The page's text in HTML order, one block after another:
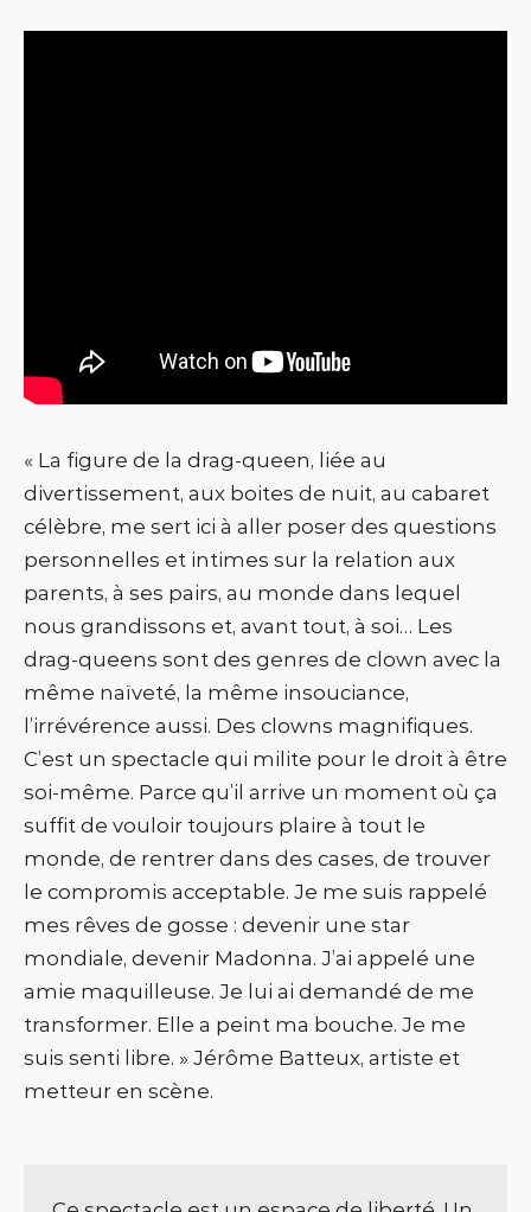
« La figure de la drag-queen, liée au
divertissement, aux boites de nuit, au cabaret
célèbre, me sert ici à aller poser des questions
personnelles et intimes sur la relation aux
parents, à ses pairs, au monde dans lequel
nous grandissons et, avant tout, à soi… Les
drag-queens sont des genres de clown avec la
même naïveté, la même insouciance,
l’irrévérence aussi. Des clowns magnifiques.
C’est un spectacle qui milite pour le droit à être
soi-même. Parce qu’il arrive un moment où ça
suffit de vouloir toujours plaire à tout le
monde, de rentrer dans des cases, de trouver
le compromis acceptable. Je me suis rappelé
mes rêves de gosse : devenir une star
mondiale, devenir Madonna. J’ai appelé une
amie maquilleuse. Je lui ai demandé de me
transformer. Elle a peint ma bouche. Je me
suis senti libre. » Jérôme Batteux, artiste et
metteur en scène.